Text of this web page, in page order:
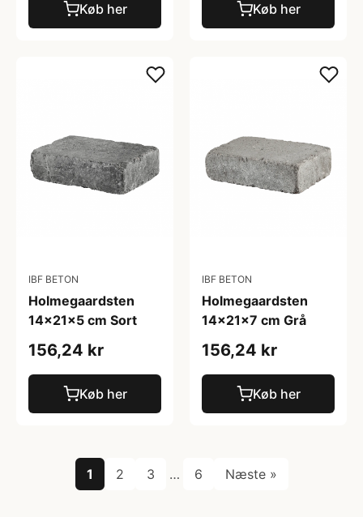
Køb her Køb her
IBF BETON
Holmegaardsten
14x21x5 cm Sort
156,24 kr
Køb her
IBF BETON
Holmegaardsten
14x21x7 cm Grå
156,24 kr
Køb her
1 2 3 … 6 Næste »